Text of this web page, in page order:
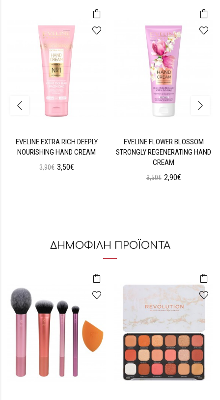
EVELINE EXTRA RICH DEEPLY
NOURISHING HAND CREAM
3,90€ 3,50€
EVELINE FLOWER BLOSSOM
STRONGLY REGENERATING HAND
CREAM
3,50€ 2,90€
ΔΗΜΟΦΙΛΗ ΠΡΟΪΟΝΤΑ